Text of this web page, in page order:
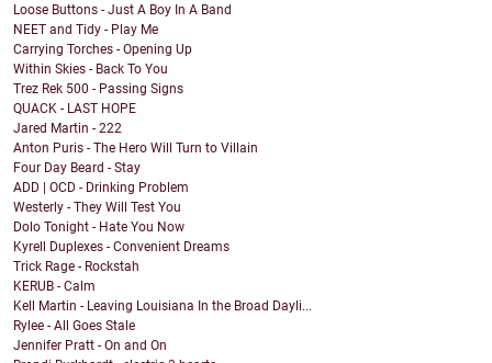
Loose Buttons - Just A Boy In A Band
NEET and Tidy - Play Me
Carrying Torches - Opening Up
Within Skies - Back To You
Trez Rek 500 - Passing Signs
QUACK - LAST HOPE
Jared Martin - 222
Anton Puris - The Hero Will Turn to Villain
Four Day Beard - Stay
ADD | OCD - Drinking Problem
Westerly - They Will Test You
Dolo Tonight - Hate You Now
Kyrell Duplexes - Convenient Dreams
Trick Rage - Rockstah
KERUB - Calm
Kell Martin - Leaving Louisiana In the Broad Dayli...
Rylee - All Goes Stale
Jennifer Pratt - On and On